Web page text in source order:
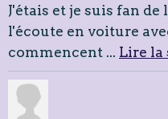
J'étais et je suis fan de
l'écoute en voiture
commencent ... Lire la